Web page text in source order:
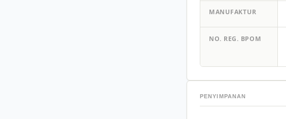
MANUFAKTUR
NO. REG. BPOM
PENYIMPANAN